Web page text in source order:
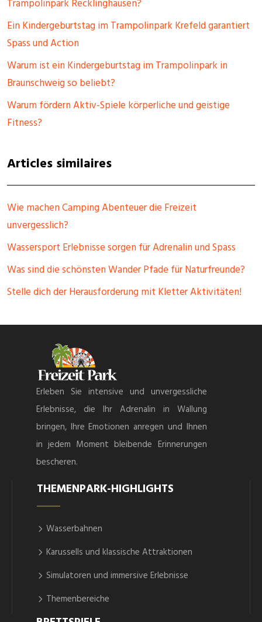
Trampolinpark Recklinghausen?
Ein Kindergeburtstag im Trampolinpark Krefeld garantiert
Spass und Action
Warum ist ein Kindergeburtstag im Trampolinpark in
Braunschweig so beliebt?
Warum fördern Aktiv-Spiele körperliche und geistige
Fitness?
Articles similaires
Wie machen Camping Abenteuer die Freizeit
unvergesslich?
Wassersport Erlebnisse sorgen für Adrenalin und Spass
Was sind die schönsten Wander Pfade für Naturfreunde?
Stelle dich der Herausforderung mit Kletter Aktivitäten!
Erleben Sie intensive und unvergessliche
Erlebnisse, die Ihr Adrenalin in Wallung
bringen, Ihre Emotionen anregen und Ihnen
in jedem Moment bleibende Erinnerungen
bescheren.
THEMENPARK-HIGHLIGHTS
Wasserbahnen
Karussells und klassische Attraktionen
Simulatoren und immersive Erlebnisse
Themenbereiche